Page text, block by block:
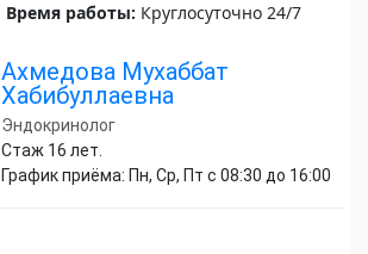
Время работы: Круглосуточно 24/7
Ахмедова Мухаббат
Хабибуллаевна
Эндокринолог
Стаж 16 лет.
График приёма: Пн, Ср, Пт с 08:30 до 16:00